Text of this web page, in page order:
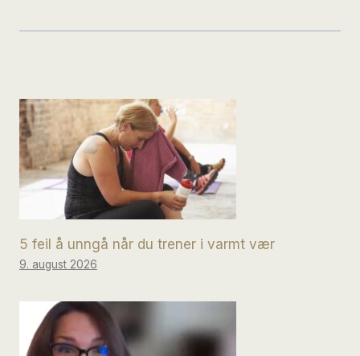
5 feil å unngå når du trener i varmt vær
9. august 2026